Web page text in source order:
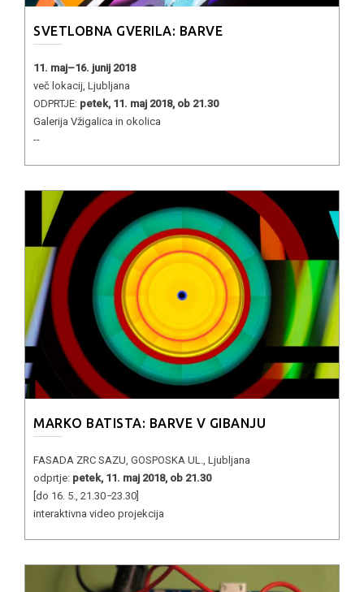
SVETLOBNA GVERILA: BARVE
11. maj–16. junij 2018
več lokacij, Ljubljana
ODPRTJE: petek, 11. maj 2018, ob 21.30
Galerija Vžigalica in okolica
--
MARKO BATISTA: BARVE V GIBANJU
FASADA ZRC SAZU, GOSPOSKA UL., Ljubljana
odprtje: petek, 11. maj 2018, ob 21.30
[do 16. 5., 21.30−23.30]
interaktivna video projekcija